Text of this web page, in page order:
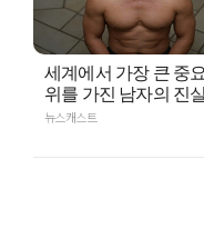
세계에서 가장 큰 중
위를 가진 남자의 진실
뉴스캐스트